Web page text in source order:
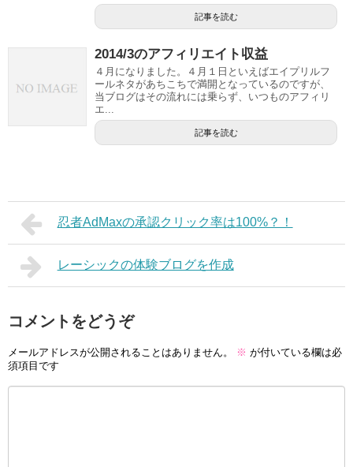
記事を読む
2014/3のアフィリエイト収益
４月になりました。４月１日といえばエイプリルフ
ールネタがあちこちで満開となっているのですが、
当ブログはその流れには乗らず、いつものアフィリ
エ...
記事を読む
忍者AdMaxの承認クリック率は100%？！
レーシックの体験ブログを作成
コメントをどうぞ
メールアドレスが公開されることはありません。 ※ が付いている欄は必
須項目です